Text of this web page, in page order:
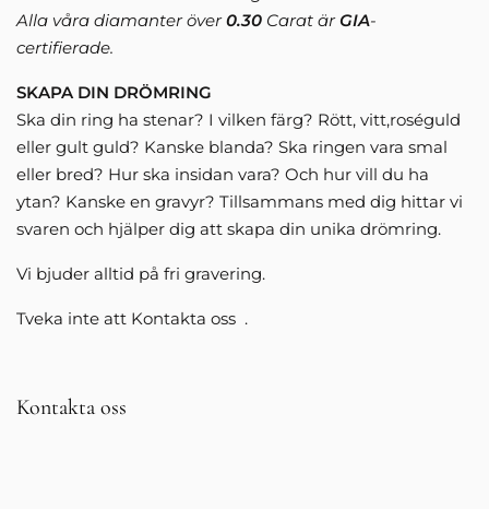
Alla våra diamanter över0.30 Carat ärGIA-
certifierade.
SKAPA DIN DRÖMRING
Ska din ring ha stenar? I vilken färg? Rött, vitt,roséguld
eller gult guld? Kanske blanda? Ska ringen vara smal
eller bred? Hur ska insidan vara? Och hur vill du ha
ytan? Kanske en gravyr? Tillsammans med dig hittar vi
svaren och hjälper dig att skapa din unika drömring.
Vi bjuder alltid på fri gravering.
Tveka inte att Kontakta oss .
Kontakta oss